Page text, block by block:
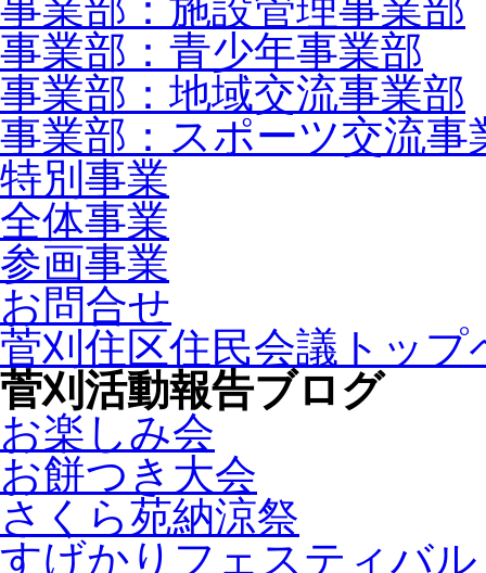
事業部：青少年事業部
事業部：地域交流事業部
事業部：スポーツ交流事
特別事業
全体事業
参画事業
お問合せ
菅刈住区住民会議トップ
菅刈活動報告ブログ
お楽しみ会
お餅つき大会
さくら苑納涼祭
すげかりフェスティバル